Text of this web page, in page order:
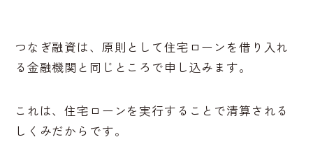
つなぎ融資は、原則として住宅ローンを借り入れ
る金融機関と同じところで申し込みます。
これは、住宅ローンを実行することで清算される
しくみだからです。